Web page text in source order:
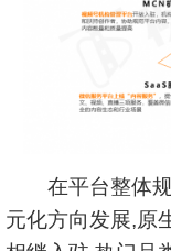
在平台整体规
元化方向发展,原